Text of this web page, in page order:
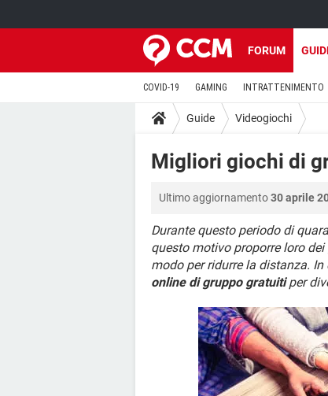
FORUM
COVID-19 GAMING INTRATTENIMENTO
Guide Videogiochi
Migliori giochi di
Ultimo aggiornamento30 aprile
Durante questo periodo di
questo motivo proporre loro
modo per ridurre la distanza.
online di gruppo gratuitiper